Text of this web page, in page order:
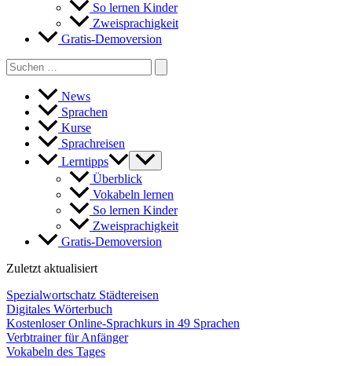
So lernen Kinder
Zweisprachigkeit
Gratis-Demoversion
Search
for:
News
Sprachen
Kurse
Sprachreisen
Lerntipps
Überblick
Vokabeln lernen
So lernen Kinder
Zweisprachigkeit
Gratis-Demoversion
Zuletzt aktualisiert
Spezialwortschatz Städtereisen
Digitales Wörterbuch
Kostenloser Online-Sprachkurs in 49 Sprachen
Verbtrainer für Anfänger
Vokabeln des Tages